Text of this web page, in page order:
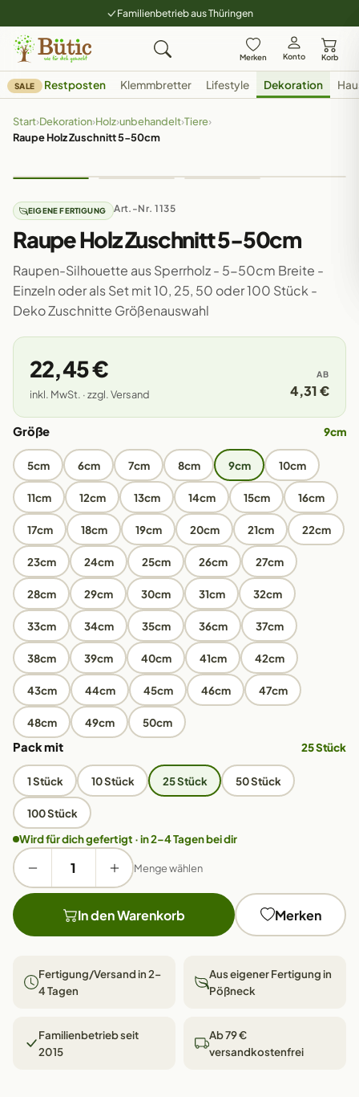
Familienbetrieb aus Thüringen
Merken Konto Korb
SALE Restposten Klemmbretter Lifestyle Dekoration
Start›Dekoration›Holz›unbehandelt›Tiere›
Raupe Holz Zuschnitt 5-50cm
EIGENE FERTIGUNG Art.-Nr. 1135
Raupe Holz Zuschnitt 5-50cm
Raupen-Silhouette aus Sperrholz - 5-50cm Breite -
Einzeln oder als Set mit 10, 25, 50 oder 100 Stück -
Deko Zuschnitte Größenauswahl
22,45 €
inkl. MwSt. · zzgl. Versand
AB
4,31 €
Größe 9cm
5cm 6cm 7cm 8cm 9cm 10cm
11cm 12cm 13cm 14cm 15cm 16cm
17cm 18cm 19cm 20cm 21cm 22cm
23cm 24cm 25cm 26cm 27cm
28cm 29cm 30cm 31cm 32cm
33cm 34cm 35cm 36cm 37cm
38cm 39cm 40cm 41cm 42cm
43cm 44cm 45cm 46cm 47cm
48cm 49cm 50cm
Pack mit 25 Stück
1 Stück 10 Stück 25 Stück 50 Stück
100 Stück
Wird für dich gefertigt · in 2–4 Tagen bei dir
Menge wählen
In den Warenkorb Merken
Fertigung/Versand in 2–
4 Tagen
Aus eigener Fertigung in
Pößneck
Familienbetrieb seit
2015
Ab 79 €
versandkostenfrei